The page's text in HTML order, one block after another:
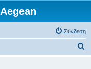
Σύνδεση